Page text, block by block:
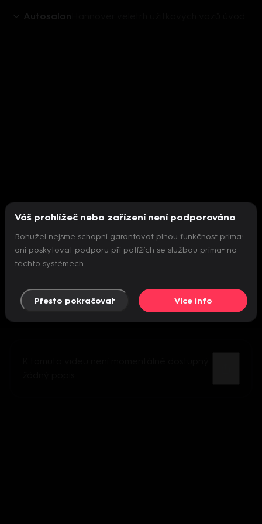
Autosalon
Nepodařilo se inicializovat přehrávač
Váš prohlížeč nebo zařízení není podporováno
Bohužel nejsme schopni garantovat plnou funkčnost prima+
ani poskytovat podporu při potížích se službou prima+ na
těchto systémech.
Přesto pokračovat Více info